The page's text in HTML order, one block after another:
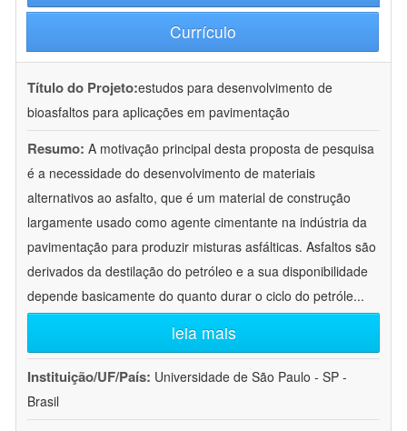
Currículo
Título do Projeto:estudos para desenvolvimento de
bioasfaltos para aplicações em pavimentação
Resumo: A motivação principal desta proposta de pesquisa
é a necessidade do desenvolvimento de materiais
alternativos ao asfalto, que é um material de construção
largamente usado como agente cimentante na indústria da
pavimentação para produzir misturas asfálticas. Asfaltos são
derivados da destilação do petróleo e a sua disponibilidade
depende basicamente do quanto durar o ciclo do petróle...
leia mais
Instituição/UF/País: Universidade de São Paulo - SP -
Brasil